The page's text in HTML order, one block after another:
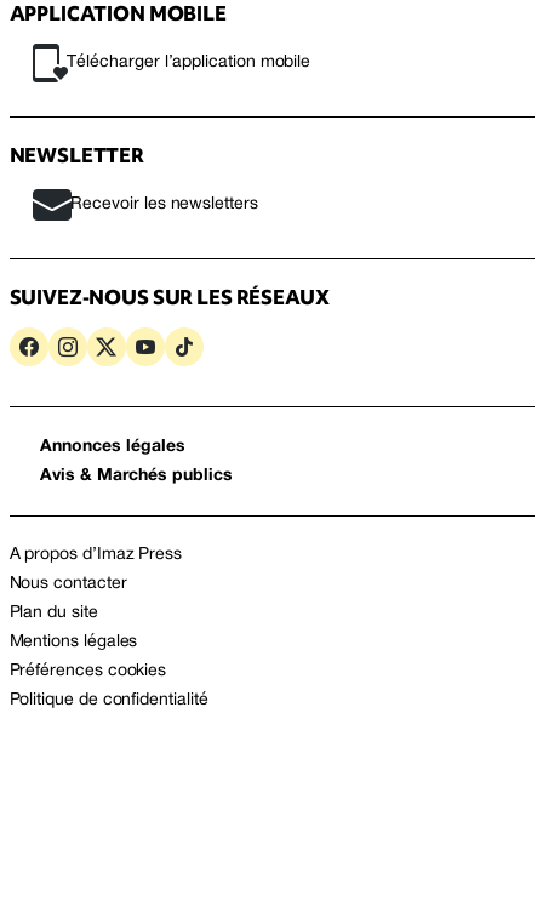
APPLICATION MOBILE
Télécharger l’application mobile
NEWSLETTER
Recevoir les newsletters
SUIVEZ-NOUS SUR LES RÉSEAUX
Annonces légales
Avis & Marchés publics
A propos d’Imaz Press
Nous contacter
Plan du site
Mentions légales
Préférences cookies
Politique de confidentialité